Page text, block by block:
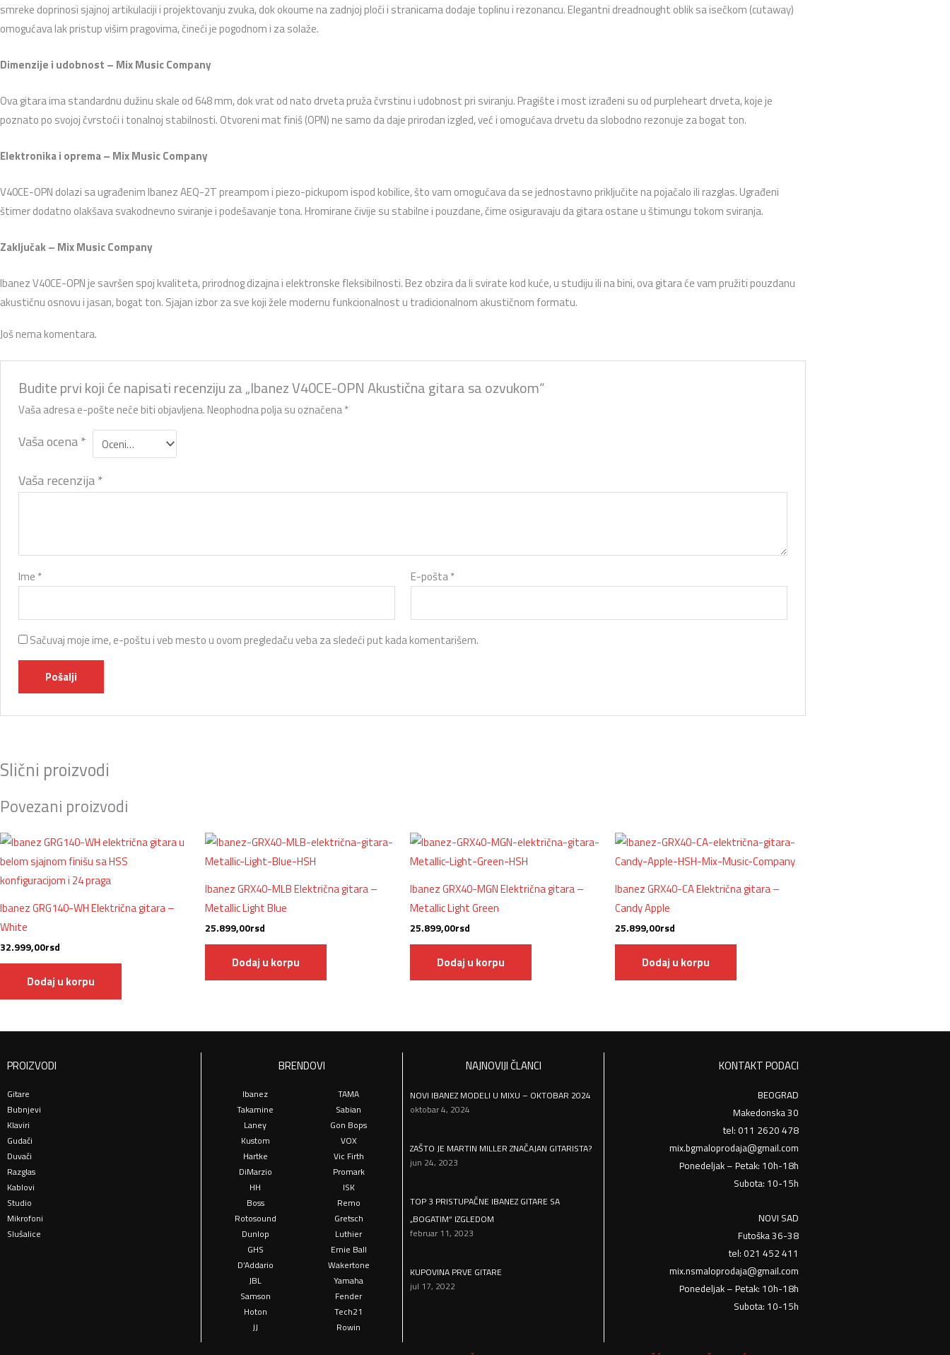
smreke doprinosi sjajnoj artikulaciji i projektovanju zvuka, dok okoume na zadnjoj ploči i stranicama dodaje toplinu i rezonancu. Elegantni dreadnought oblik sa isečkom (cutaway)
omogućava lak pristup višim pragovima, čineći je pogodnom i za solaže.
Dimenzije i udobnost – Mix Music Company
Ova gitara ima standardnu dužinu skale od 648 mm, dok vrat od nato drveta pruža čvrstinu i udobnost pri sviranju. Pragište i most izrađeni su od purpleheart drveta, koje je
poznato po svojoj čvrstoći i tonalnoj stabilnosti. Otvoreni mat finiš (OPN) ne samo da daje prirodan izgled, već i omogućava drvetu da slobodno rezonuje za bogat ton.
Elektronika i oprema – Mix Music Company
V40CE-OPN dolazi sa ugrađenim Ibanez AEQ-2T preampom i piezo-pickupom ispod kobilice, što vam omogućava da se jednostavno priključite na pojačalo ili razglas. Ugrađeni
štimer dodatno olakšava svakodnevno sviranje i podešavanje tona. Hromirane čivije su stabilne i pouzdane, čime osiguravaju da gitara ostane u štimungu tokom sviranja.
Zaključak – Mix Music Company
Ibanez V40CE-OPN je savršen spoj kvaliteta, prirodnog dizajna i elektronske fleksibilnosti. Bez obzira da li svirate kod kuće, u studiju ili na bini, ova gitara će vam pružiti pouzdanu
akustičnu osnovu i jasan, bogat ton. Sjajan izbor za sve koji žele modernu funkcionalnost u tradicionalnom akustičnom formatu.
Još nema komentara.
Budite prvi koji će napisati recenziju za „Ibanez V40CE-OPN Akustična gitara sa ozvukom“
Vaša adresa e-pošte neće biti objavljena. Neophodna polja su označena*
Vaša ocena*
Vaša recenzija*
Ime * E-pošta*
Sačuvaj moje ime, e-poštu i veb mesto u ovom pregledaču veba za sledeći put kada komentarišem.
Slični proizvodi
Povezani proizvodi
Ibanez GRG140-WH Električna gitara –
White
32.999,00rsd
Dodaj u korpu
Ibanez GRX40-MLB Električna gitara –
Metallic Light Blue
25.899,00rsd
Dodaj u korpu
Ibanez GRX40-MGN Električna gitara –
Metallic Light Green
25.899,00rsd
Dodaj u korpu
Ibanez GRX40-CA Električna gitara –
Candy Apple
25.899,00rsd
Dodaj u korpu
PROIZVODI
Gitare
Bubnjevi
Klaviri
Gudači
Duvači
Razglas
Kablovi
Studio
Mikrofoni
Slušalice
BRENDOVI
Ibanez
Takamine
Laney
Kustom
Hartke
DiMarzio
HH
Boss
Rotosound
Dunlop
GHS
D’Addario
JBL
Samson
Hoton
JJ
TAMA
Sabian
Gon Bops
VOX
Vic Firth
Promark
ISK
Remo
Gretsch
Luthier
Ernie Ball
Wakertone
Yamaha
Fender
Tech21
Rowin
NAJNOVIJI ČLANCI
NOVI IBANEZ MODELI U MIXU – OKTOBAR 2024
oktobar 4, 2024
ZAŠTO JE MARTIN MILLER ZNAČAJAN GITARISTA?
jun 24, 2023
TOP 3 PRISTUPAČNE IBANEZ GITARE SA
„BOGATIM“ IZGLEDOM
februar 11, 2023
KUPOVINA PRVE GITARE
jul 17, 2022
KONTAKT PODACI
BEOGRAD
Makedonska 30
tel: 011 2620 478
mix.bgmaloprodaja@gmail.com
Ponedeljak – Petak: 10h-18h
Subota: 10-15h
NOVI SAD
Futoška 36-38
tel: 021 452 411
mix.nsmaloprodaja@gmail.com
Ponedeljak – Petak: 10h-18h
Subota: 10-15h